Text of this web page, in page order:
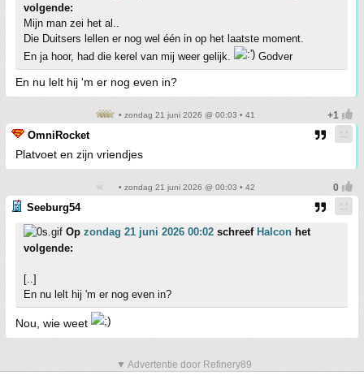
volgende:
Mijn man zei het al..
Die Duitsers lellen er nog wel één in op het laatste moment.
En ja hoor, had die kerel van mij weer gelijk.
Godver
En nu lelt hij 'm er nog even in?
• zondag 21 juni 2026 @ 00:03 • 41
OmniRocket
Platvoet en zijn vriendjes
• zondag 21 juni 2026 @ 00:03 • 42
Seeburg54
Op zondag 21 juni 2026 00:02 schreef Halcon het
volgende:
[..]
En nu lelt hij 'm er nog even in?
Nou, wie weet
▼ Advertentie door Refinery89